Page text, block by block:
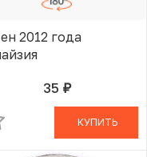
2012 года
35 руб.В КОРЗИНЕ
КУПИТЬ